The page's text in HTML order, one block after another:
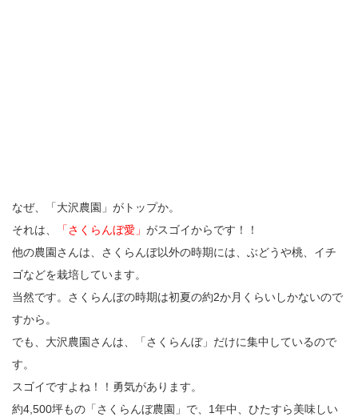
なぜ、「大沢農園」がトップか。
それは、
「さくらんぼ愛」 がスゴイからです！！
他の農園さんは、さくらんぼ以外の時期には、ぶどうや桃、イチ
ゴなどを栽培しています。
当然です。さくらんぼの時期は初夏の約2か月くらいしかないので
すから。
でも、大沢農園さんは、「さくらんぼ」だけに集中しているので
す。
スゴイですよね！！勇気があります。
約4,500坪もの「さくらんぼ農園」で、1年中、ひたすら美味しい